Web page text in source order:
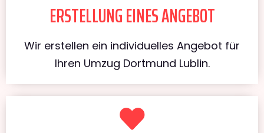
ERSTELLUNG EINES ANGEBOT
Wir erstellen ein individuelles Angebot für
Ihren Umzug Dortmund Lublin.